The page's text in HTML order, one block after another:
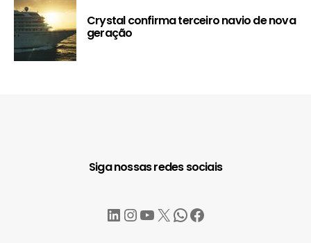
Crystal confirma terceiro navio de nova
geração
Siga nossas redes sociais
LinkedIn
Instagram
YouTube
X WhatsApp
Facebook